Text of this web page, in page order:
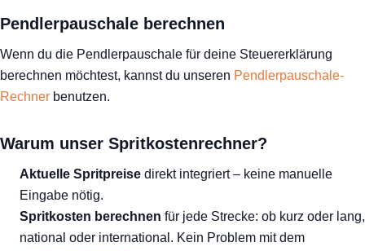
Pendlerpauschale berechnen
Wenn du die Pendlerpauschale für deine Steuererklärung
berechnen möchtest, kannst du unseren Pendlerpauschale-
Rechner benutzen.
Warum unser Spritkostenrechner?
Aktuelle Spritpreise direkt integriert – keine manuelle
Eingabe nötig.
Spritkosten berechnen für jede Strecke: ob kurz oder lang,
national oder international. Kein Problem mit dem